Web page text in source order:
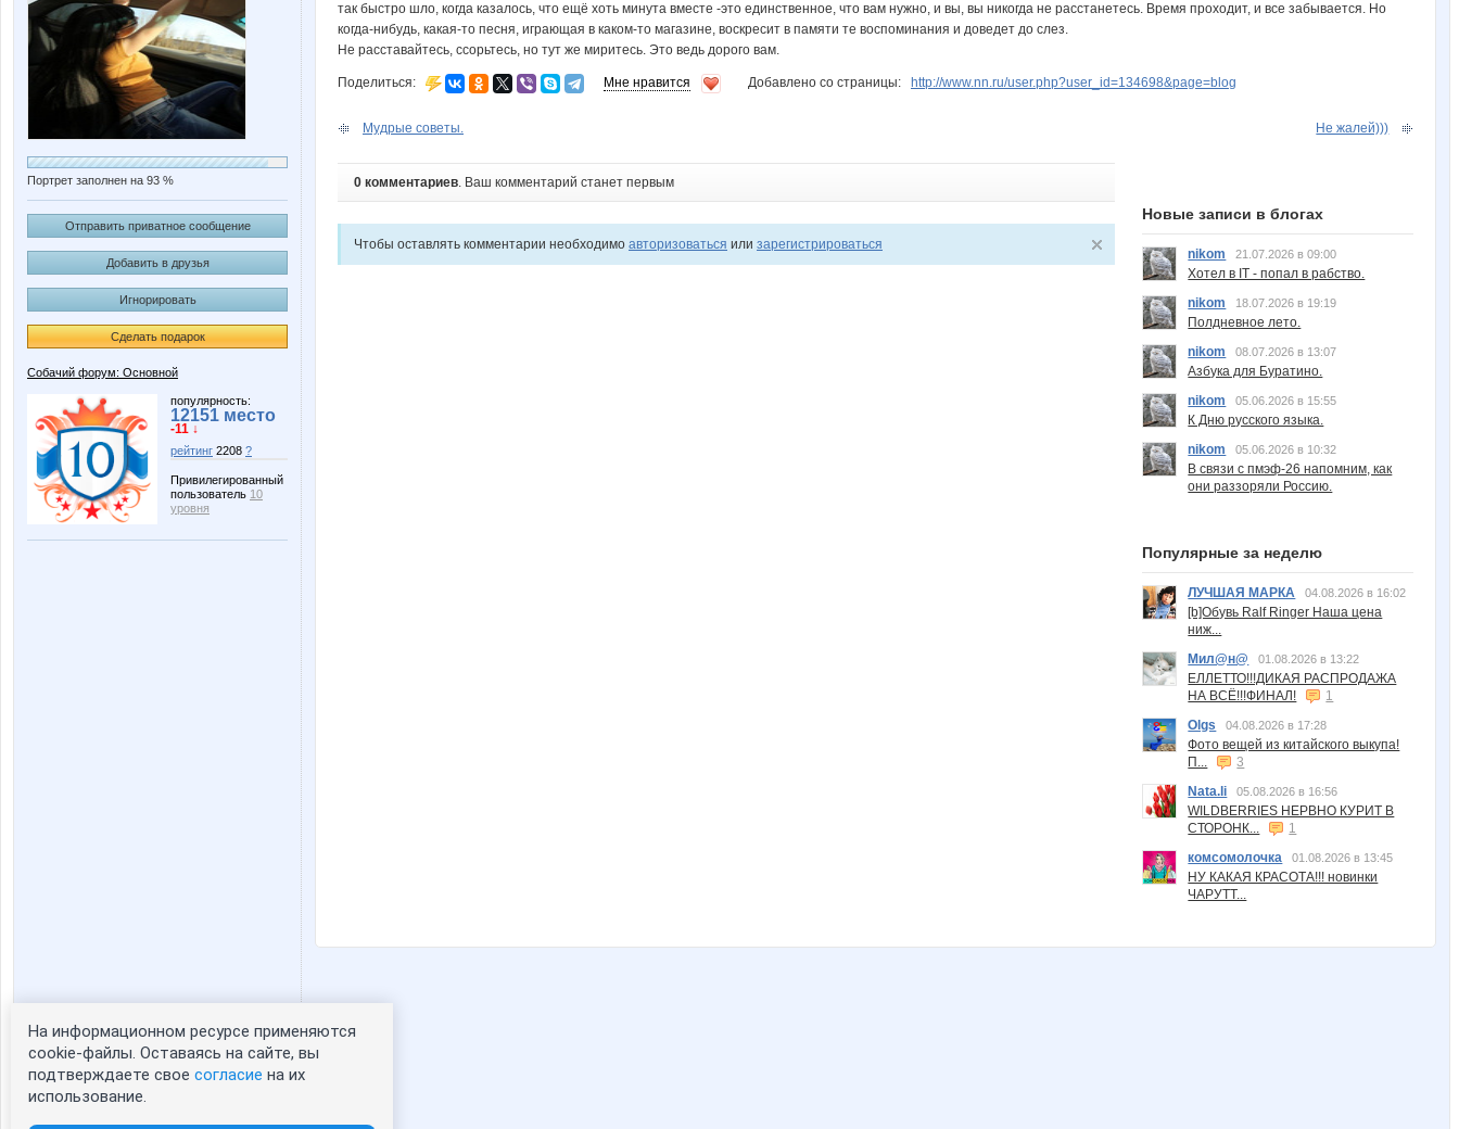
Портрет заполнен на 93 %
Отправить приватное сообщение
Добавить в друзья
Игнорировать
Сделать подарок
Собачий форум: Основной
популярность:
12151 место
-11 ↓
рейтинг 2208 ?
Привилегированный
пользователь 10
уровня
Статистика портрета:
сейчас просматривают портрет - 0
зарегистрированные пользователи
так быстро шло, когда казалось, что ещё хоть минута вместе -это единственное, что вам нужно, и вы, вы никогда не расстанетесь. Время проходит, и все забывается. Но
когда-нибудь, какая-то песня, играющая в каком-то магазине, воскресит в памяти те воспоминания и доведет до слез.
Не расставайтесь, ссорьтесь, но тут же миритесь. Это ведь дорого вам.
Поделиться: Мне нравится Добавлено со страницы: http://www.nn.ru/user.php?user_id=134698&page=blog
Мудрые советы. Не жалей)))
0 комментариев. Ваш комментарий станет первым
Чтобы оставлять комментарии необходимо авторизоваться или зарегистрироваться
Новые записи в блогах
nikom 21.07.2026 в 09:00
Хотел в IT - попал в рабство.
nikom
18.07.2026 в 19:19
Полдневное лето.
nikom
08.07.2026 в 13:07
Азбука для Буратино.
nikom
05.06.2026 в 15:55
К Дню русского языка.
nikom
05.06.2026 в 10:32
В связи с пмэф-26 напомним, как
они раззоряли Россию.
Популярные за неделю
ЛУЧШАЯ МАРКА 04.08.2026 в 16:02
[b]Обувь Ralf Ringer Наша цена
ниж...
Мил@н@
01.08.2026 в 13:22
ЕЛЛЕТТО!!!ДИКАЯ РАСПРОДАЖА
НА ВСЁ!!!ФИНАЛ!
1
Olgs
04.08.2026 в 17:28
Фото вещей из китайского выкупа!
П...
3
Nata.li
05.08.2026 в 16:56
WILDBERRIES НЕРВНО КУРИТ В
СТОРОНК...
1
комсомолочка
01.08.2026 в 13:45
НУ КАКАЯ КРАСОТА!!! новинки
ЧАРУТТ...
На информационном ресурсе применяются
cookie-файлы. Оставаясь на сайте, вы
подтверждаете свое согласие на их
использование.